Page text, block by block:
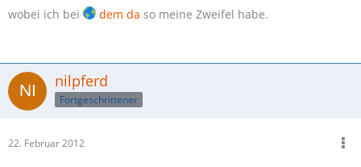
wobei ich bei dem da so meine Zweifel habe.
nilpferd
Fortgeschrittener
22. Februar 2012